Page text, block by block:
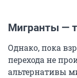
Мигранты —
Однако, пока
перехода не
альтернативы